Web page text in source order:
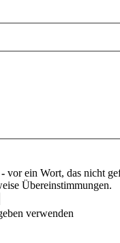
- vor ein Wort, das nicht
Übereinstimmungen.
verwenden